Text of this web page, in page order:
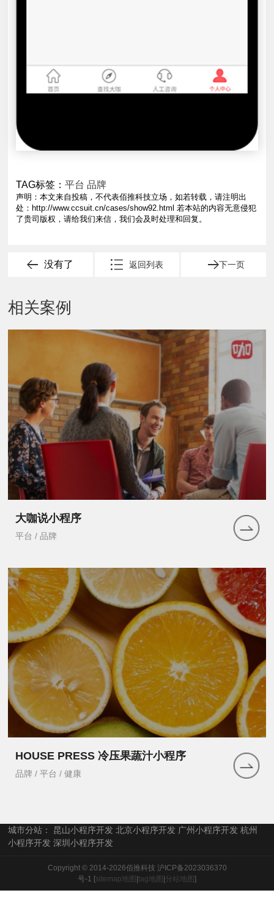
TAG标签：平台 品牌
声明：本文来自投稿，不代表佰推科技立场，如若转载，请注明出
处： http://www.ccsuit.cn/cases/show92.html 若本站的内容无意侵犯
了贵司版权，请给我们来信，我们会及时处理和回复。
没有了 下一页
返回列表
相关案例
大咖说小程序
平台 / 品牌
HOUSE PRESS 冷压果蔬汁小程序
品牌 / 平台 / 健康
城市分站： 昆山小程序开发 北京小程序开发 广州小程序开发 杭州
小程序开发 深圳小程序开发
Copyright © 2014-2026佰推科技 沪ICP备2023036370
号-1 [sitemap地图 |tag地图 |分站地图 ]